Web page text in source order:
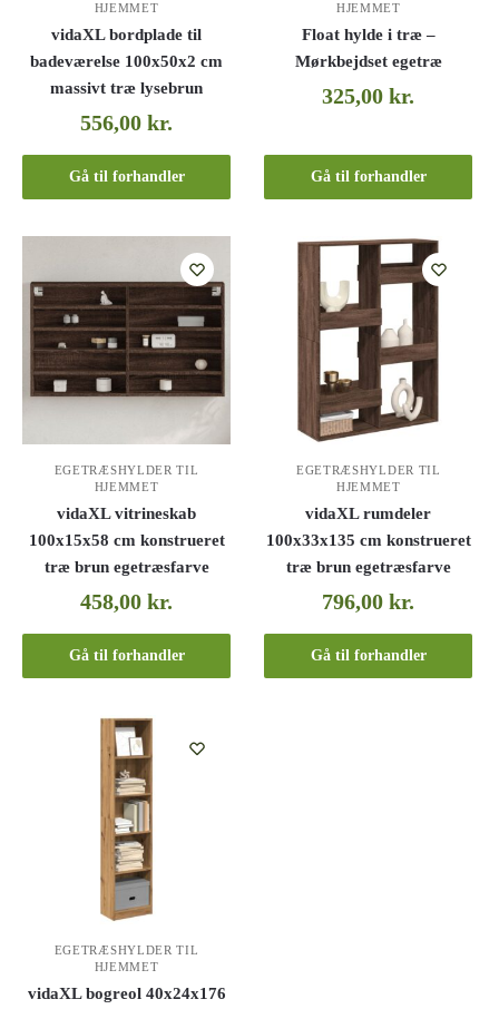
HJEMMET
vidaXL bordplade til
badeværelse 100x50x2 cm
massivt træ lysebrun
556,00kr.
Gå til forhandler
HJEMMET
Float hylde i træ –
Mørkbejdset egetræ
325,00kr.
Gå til forhandler
EGETRÆSHYLDER TIL
HJEMMET
vidaXL vitrineskab
100x15x58 cm konstrueret
træ brun egetræsfarve
458,00kr.
Gå til forhandler
EGETRÆSHYLDER TIL
HJEMMET
vidaXL rumdeler
100x33x135 cm konstrueret
træ brun egetræsfarve
796,00kr.
Gå til forhandler
EGETRÆSHYLDER TIL
HJEMMET
vidaXL bogreol 40x24x176